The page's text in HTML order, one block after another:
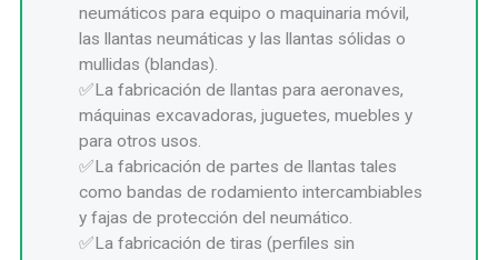
neumáticos para equipo o maquinaria móvil,
las llantas neumáticas y las llantas sólidas o
mullidas (blandas).
La fabricación de llantas para aeronaves,
máquinas excavadoras, juguetes, muebles y
para otros usos.
La fabricación de partes de llantas tales
como bandas de rodamiento intercambiables
y fajas de protección del neumático.
La fabricación de tiras (perfiles sin